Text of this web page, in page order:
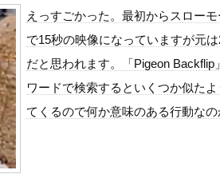
ーチ「今10段階で6ぐらい。来た時は0だっ...
っ…」→苦しんでいる最中に届いたまさかの一言...
が頼ってる軍用中国ドローン輸出禁止するわw...
プｗｗｗｗ
明する・・・・・
ｗｗｗｗｗｗｗｗｗ他
頭インタビューに登場した女子高生4人組が...
えっすごかった。最初からスロー
で15秒の映像になっていますが元
だと思われます。「Pigeon Backflip
ワードで検索するといくつか似た
てくるので何か意味のある行動なの